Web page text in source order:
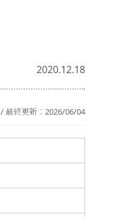
2020.12.18
/ 最終更新： 2026/06/04